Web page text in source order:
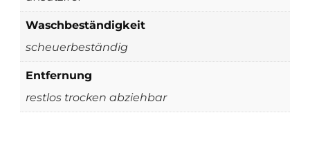
Waschbeständigkeit
scheuerbeständig
Entfernung
restlos trocken abziehbar